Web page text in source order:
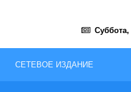
Суббота,
СЕТЕВОЕ ИЗДАНИЕ